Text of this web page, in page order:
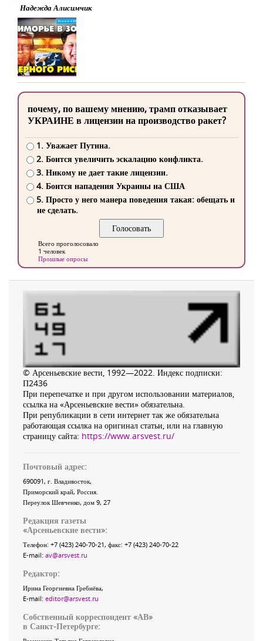
Надежда Алисимчик
почему, по вашему мнению, трамп отказывает
УКРАИНЕ в лицензии на производство ракет?
1. Уважает Путина.
2. Боится увеличить эскалацию конфликта.
3. Никому не дает такие лицензии.
4. Боится нападения Украины на США
5. Просто у него манера поведения такая: обещать и
не сделать.
Всего проголосовало
1 человек
Прошлые опросы
© Арсеньевские вести, 1992—2022. Индекс подписки:
П2436
При перепечатке и при другом использовании материалов,
ссылка на «Арсеньевские вести» обязательна.
При републикации в сети интернет так же обязательна
работающая ссылка на оригинал статьи, или на главную
страницу сайта: https://www.arsvest.ru/
Почтовый адрес:
690091, г. Владивосток,
Приморский край, Россия
Переулок Шевченко, дом 9, 27
Редакция газеты
«Арсеньевские вести»:
Телефон: +7 (423) 240-70-21, факс: +7 (423) 240-70-22
E-mail: av@arsvest.ru
Редактор:
Ирина Георгиевна Гребнёва,
E-mail: editor@arsvest.ru
Собственный корреспондент «АВ»
в Санкт-Петербурге: